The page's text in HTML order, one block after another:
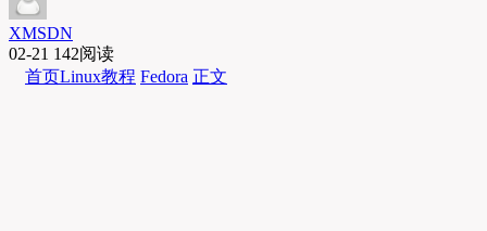
XMSDN
02-21 142阅读
首页Linux教程 Fedora 正文